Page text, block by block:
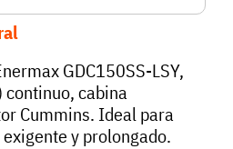
GDC150SS-LSY,
continuo, cabina
Cummins. Ideal para
y prolongado.